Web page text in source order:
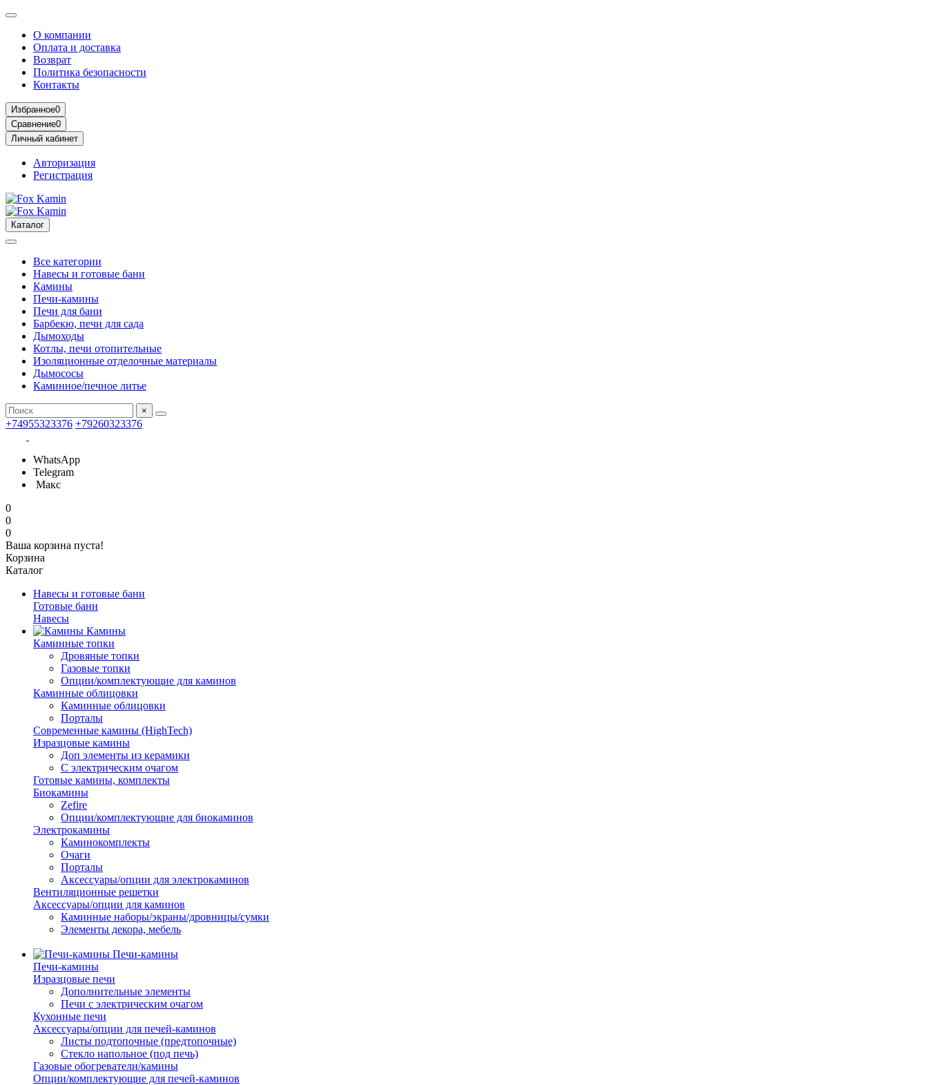
О компании
Оплата и доставка
Возврат
Политика безопасности
Контакты
Избранное0
Сравнение0
Личный кабинет
Авторизация
Регистрация
Каталог
Все категории
Навесы и готовые бани
Камины
Печи-камины
Печи для бани
Барбекю, печи для сада
Дымоходы
Котлы, печи отопительные
Изоляционные отделочные материалы
Дымососы
Каминное/печное литье
×
+74955323376 +79260323376
WhatsApp
Telegram
Макс
0
0
0
Ваша корзина пуста!
Корзина
Каталог
Навесы и готовые бани
Готовые бани
Навесы
Камины
Каминные топки
Дровяные топки
Газовые топки
Опции/комплектующие для каминов
Каминные облицовки
Каминные облицовки
Порталы
Современные камины (HighTech)
Изразцовые камины
Доп элементы из керамики
С электрическим очагом
Готовые камины, комплекты
Биокамины
Zefire
Опции/комплектующие для биокаминов
Электрокамины
Каминокомплекты
Очаги
Порталы
Аксессуары/опции для электрокаминов
Вентиляционные решетки
Аксессуары/опции для каминов
Каминные наборы/экраны/дровницы/сумки
Элементы декора, мебель
Печи-камины
Печи-камины
Изразцовые печи
Дополнительные элементы
Печи с электрическим очагом
Кухонные печи
Аксессуары/опции для печей-каминов
Листы подтопочные (предтопочные)
Стекло напольное (под печь)
Газовые обогреватели/камины
Опции/комплектующие для печей-каминов